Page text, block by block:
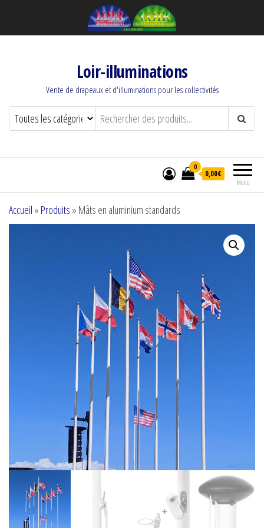
Loir-illuminations
Vente de drapeaux et d'illuminations pour les collectivités
Menu
0
0,00€
Accueil » Produits » Mâts en aluminium standards